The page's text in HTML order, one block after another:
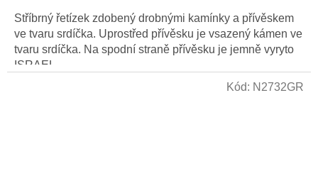
Stříbrný řetízek zdobený drobnými kamínky a přívěskem
ve tvaru srdíčka. Uprostřed přívěsku je vsazený kámen ve
tvaru srdíčka. Na spodní straně přívěsku je jemně vyryto
ISRAEL....
Kód: N2732GR